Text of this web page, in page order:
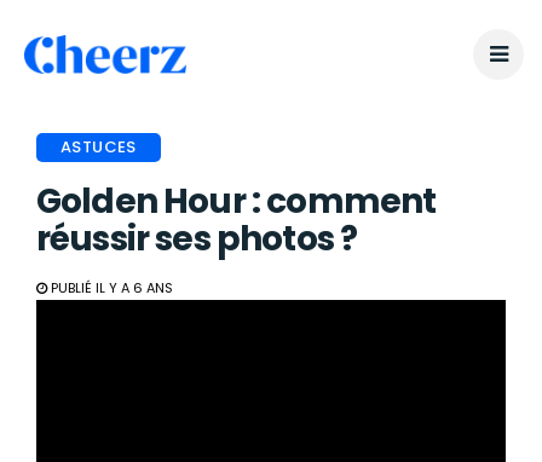
ASTUCES
Golden Hour : comment
réussir ses photos ?
PUBLIÉ IL Y A 6 ANS